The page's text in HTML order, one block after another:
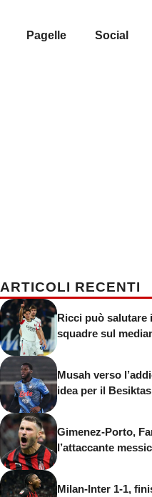
Pagelle Social
ARTICOLI RECENTI
Ricci può salutare
squadre sul
Musah verso
idea per il Besiktas
Gimenez-Porto,
l’attaccante
Milan-Inter 1-1,